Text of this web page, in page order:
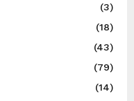
(3)
(18)
(43)
(79)
(14)